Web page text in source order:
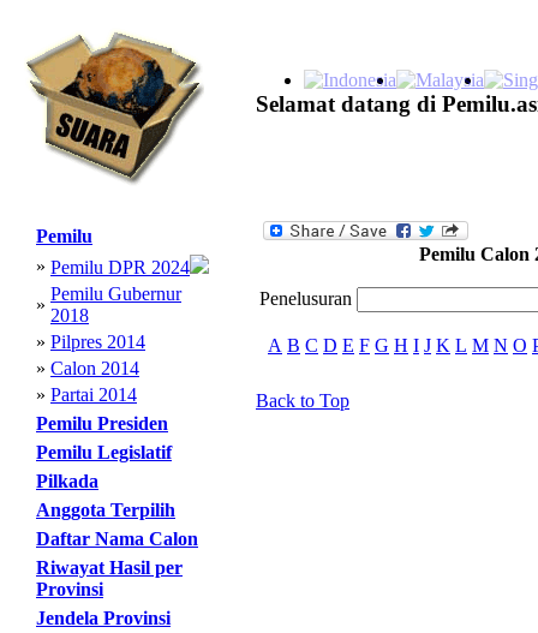
Selamat datang di
Pemilu
» Pemilu DPR 2024
»
Pemilu Gubernur
2018
» Pilpres 2014
» Calon 2014
» Partai 2014
Pemilu Presiden
Pemilu Legislatif
Pilkada
Anggota Terpilih
Daftar Nama Calon
Riwayat Hasil per
Provinsi
Jendela Provinsi
Pemilu Calon
Penelusuran
A B C D E F G H I J K L M N O
Back to Top